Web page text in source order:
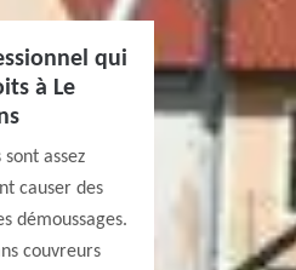
qui
à Le
assez
causer des
démoussages.
couvreurs